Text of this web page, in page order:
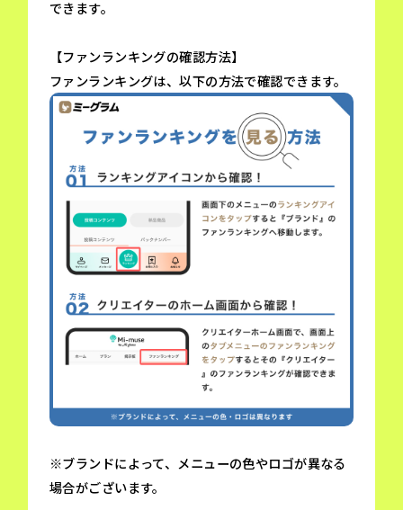
できます。
【ファンランキングの確認方法】
ファンランキングは、以下の方法で確認できます。
※ブランドによって、メニューの色やロゴが異なる
場合がございます。